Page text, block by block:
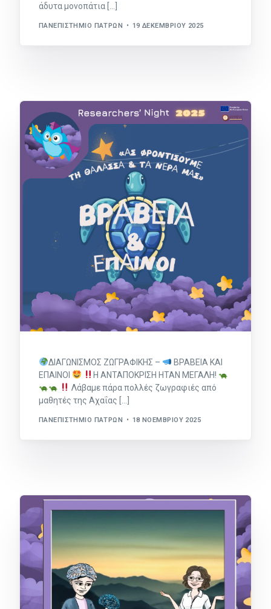
άδυτα μονοπάτια […]
ΠΑΝΕΠΙΣΤΉΜΙΟ ΠΑΤΡΏΝ 19 ΔΕΚΕΜΒΡΊΟΥ 2025
ΔΙΑΓΩΝΙΣΜΟΣ ΖΩΓΡΑΦΙΚΗΣ –
ΒΡΑΒΕΙΑ ΚΑΙ
ΕΠΑΙΝΟΙ
Η ΑΝΤΑΠΟΚΡΙΣΗ ΗΤΑΝ ΜΕΓΑΛΗ!
Λάβαμε πάρα πολλές ζωγραφιές από
μαθητές της Αχαΐας […]
ΠΑΝΕΠΙΣΤΉΜΙΟ ΠΑΤΡΏΝ 18 ΝΟΕΜΒΡΊΟΥ 2025